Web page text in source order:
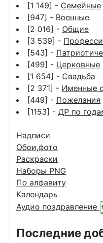
[1 149] - Семейные
[947] - Военные
[2 016] - Общие
[3 539] -
[543] -
[499] - Церковные
[1 654] - Свадьба
[2 371] - Именные
[449] - Пожелания
[1153] - ДР по
Надписи
Обои,фото
Раскраски
Наборы PNG
По алфавиту
Календарь
Аудио поздравление
Последние